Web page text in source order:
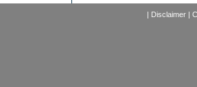
| Disclaimer|